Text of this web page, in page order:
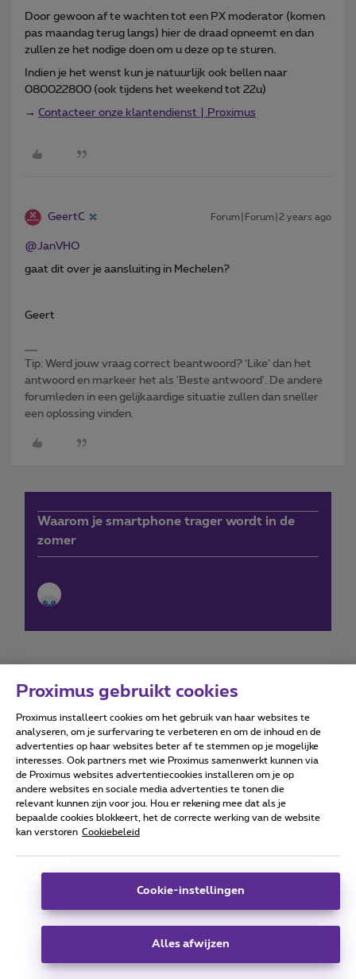
Door gewoon af te wachten tot een PX moderator (komen
pas maandag terug langs) hier de draad opneemt en dan
zullen ze het nodige doen om u deze op te sturen.
Indien je het wenst kun je natuurlijk ook bellen naar
080022800 (ook tijdens het weekend tot 22u)
→ Contacteer onze klantendienst | Proximus
GeertC Forum|Forum|2 years ago
@JanVHO
gaat dit over je aansluiting in Mechelen?
Geert
Tip: Werd jouw vraag correct beantwoord? ‘Like’ dan het
antwoord en markeer het als 'Beste antwoord'. De andere
forumleden in een gelijkaardige situatie zullen dan sneller
een oplossing vinden.
Waarom je smartphone trager wordt in de
zomer
Forumvoorwaarden Accessibility statement
Alle rechten voorbehouden. © Proximus
Algemene voorwaarden, consumenteninfo
Deze website is gecreëerd en wordt beheerd conform het
Koning Albert II-laan 27 - B-1030 Brussel.
Proximus gebruikt cookies
Proximus installeert cookies om het gebruik van haar websites te
analyseren, om je surfervaring te verbeteren en om de inhoud en de
advertenties op haar websites beter af te stemmen op je mogelijke
interesses. Ook partners met wie Proximus samenwerkt kunnen via
de Proximus websites advertentiecookies installeren om je op
andere websites en sociale media advertenties te tonen die
relevant kunnen zijn voor jou. Hou er rekening mee dat als je
bepaalde cookies blokkeert, het de correcte werking van de website
kan verstoren Cookiebeleid
Cookie-instellingen
Alles afwijzen